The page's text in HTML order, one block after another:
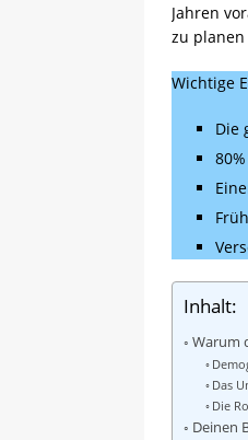
Jahren
zu planen
Wichtige
Die
Inhalt:
Warum
Das
Die
Deinen